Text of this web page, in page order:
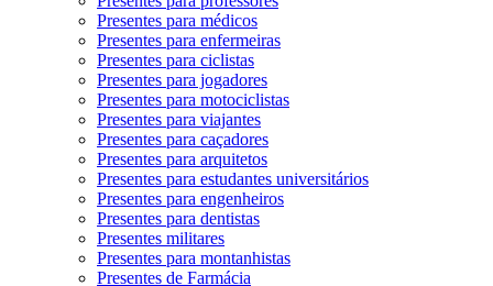
Presentes para médicos
Presentes para enfermeiras
Presentes para ciclistas
Presentes para jogadores
Presentes para motociclistas
Presentes para viajantes
Presentes para caçadores
Presentes para arquitetos
Presentes para estudantes universitários
Presentes para engenheiros
Presentes para dentistas
Presentes militares
Presentes para montanhistas
Presentes de Farmácia